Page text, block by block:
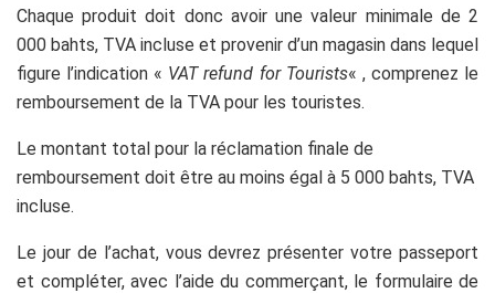
Chaque produit doit donc avoir une valeur minimale de 2
000 bahts, TVA incluse et provenir d’un magasin dans lequel
figure l’indication « VAT refund for Tourists« , comprenez le
remboursement de la TVA pour les touristes.
Le montant total pour la réclamation finale de
remboursement doit être au moins égal à 5 000 bahts, TVA
incluse.
Le jour de l’achat, vous devrez présenter votre passeport
et compléter, avec l’aide du commerçant, le formulaire de